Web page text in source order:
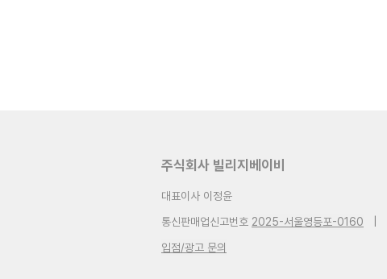
주식회사 빌리지베이비
대표이사 이정윤
통신판매업신고번호 2025-서울영등포-0160
입점/광고 문의